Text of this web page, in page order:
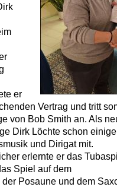
er
Vertrag und tritt
von Bob Smith an. Als
Dirk Löchte schon
und Dirigat mit.
erlernte er das
Spiel auf dem
der Posaune und dem